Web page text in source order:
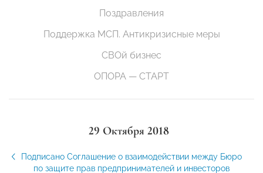
Поздравления
Поддержка МСП. Антикризисные меры
СВОй бизнес
ОПОРА — СТАРТ
29 Октября 2018
Подписано Соглашение о взаимодействии между Бюро
по защите прав предпринимателей и инвесторов